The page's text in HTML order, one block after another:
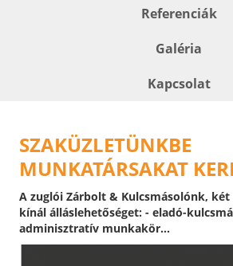
Referenciák
Galéria
Kapcsolat
SZAKÜZLETÜNKBE
MUNKATÁRSAKAT
A zuglói Zárbolt & Kulcsmásolónk,
kínál álláslehetőséget: - eladó-
adminisztratív munkakör...